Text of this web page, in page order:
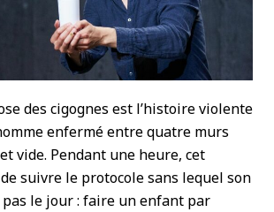
des cigognes est l’histoire violente
enfermé entre quatre murs
vide. Pendant une heure, cet
suivre le protocole sans lequel son
le jour : faire un enfant par